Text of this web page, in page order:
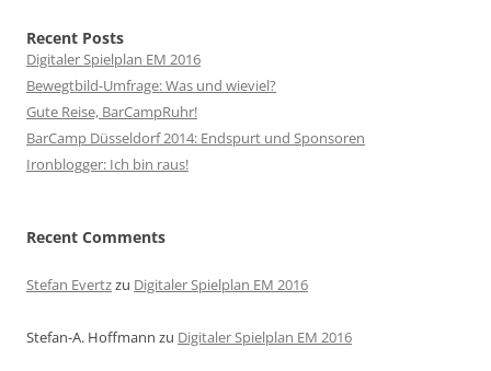
Recent Posts
Digitaler Spielplan EM 2016
Bewegtbild-Umfrage: Was und wieviel?
Gute Reise, BarCampRuhr!
BarCamp Düsseldorf 2014: Endspurt und Sponsoren
Ironblogger: Ich bin raus!
Recent Comments
Stefan Evertzzu Digitaler Spielplan EM 2016
Stefan-A. Hoffmann zu Digitaler Spielplan EM 2016